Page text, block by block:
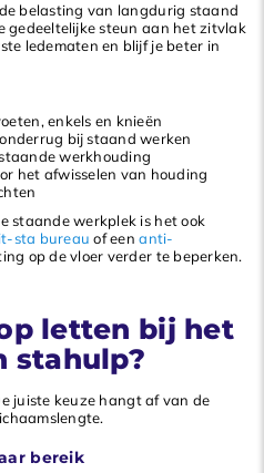
belasting van langdurig staand
gedeeltelijke steun aan het zitvlak
ledematen en blijf je beter in
enkels en knieën
bij staand werken
werkhouding
het afwisselen van houding
staande werkplek is het ook
sta bureau of eenanti-
op de vloer verder te beperken.
letten bij het
stahulp?
juiste keuze hangt af van de
bereik